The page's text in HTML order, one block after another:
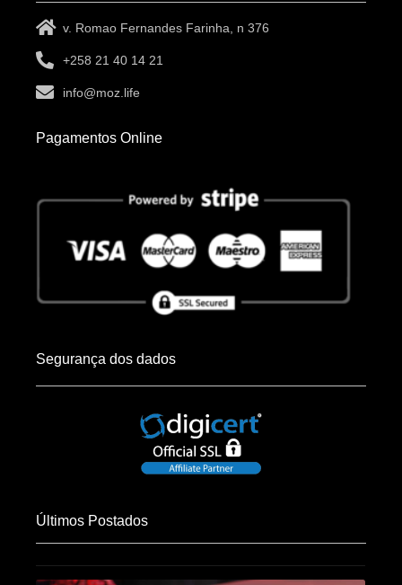
v. Romao Fernandes Farinha, n 376
+258 21 40 14 21
info@moz.life
Pagamentos Online
Segurança dos dados
Últimos Postados